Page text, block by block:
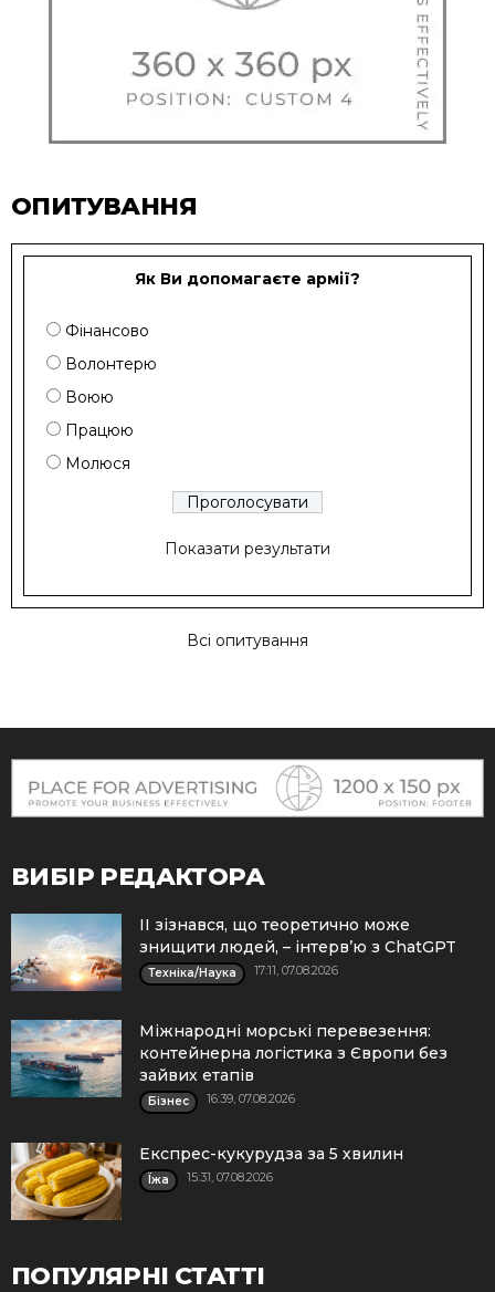
ОПИТУВАННЯ
Як Ви допомагаєте армії?
Фінансово
Волонтерю
Воюю
Працюю
Молюся
Показати результати
Всі опитування
ВИБІР РЕДАКТОРА
ІІ зізнався, що теоретично може
знищити людей, – інтерв’ю з ChatGPT
Техніка/Наука 17:11, 07.08.2026
Міжнародні морські перевезення:
контейнерна логістика з Європи без
зайвих етапів
Бізнес 16:39, 07.08.2026
Експрес-кукурудза за 5 хвилин
Їжа 15:31, 07.08.2026
ПОПУЛЯРНІ СТАТТІ